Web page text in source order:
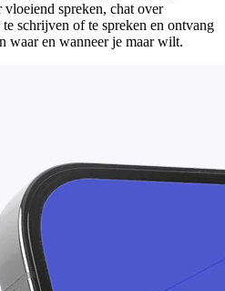
spreken, chat over
schrijven of te spreken en ontvang
waar en wanneer je maar wilt.